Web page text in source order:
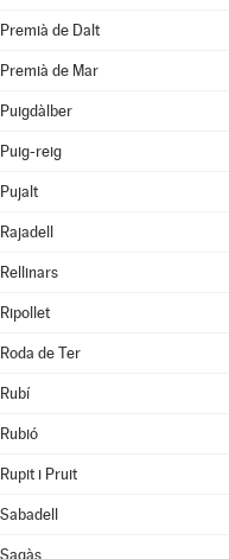
Premià de Dalt
Premià de Mar
Puigdàlber
Puig-reig
Pujalt
Rajadell
Rellinars
Ripollet
Roda de Ter
Rubí
Rubió
Rupit i Pruit
Sabadell
Sagàs